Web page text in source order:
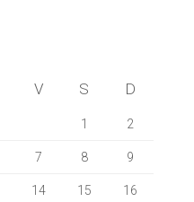
V S D
1 2
7 8 9
14 15 16